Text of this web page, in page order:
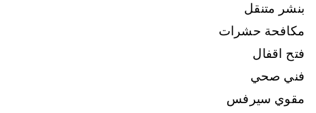
بنشر متنقل
مكافحة حشرات
فتح اقفال
فني صحي
مقوي سيرفس